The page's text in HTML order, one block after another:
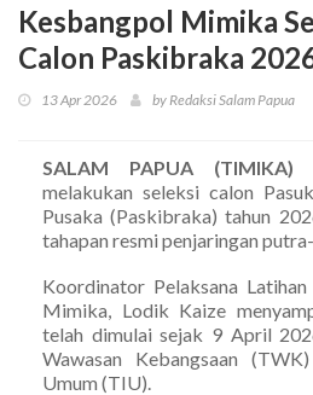
Kesbangpol Mimika
Calon Paskibraka
13 Apr 2026 by Redaksi Salam Papua
SALAM PAPUA (TIMIKA)
melakukan seleksi calon
Pusaka (Paskibraka) tahun
tahapan resmi penjaringan
Koordinator Pelaksana
Mimika, Lodik Kaize
telah dimulai sejak 9 April
Wawasan Kebangsaan
Umum (TIU).